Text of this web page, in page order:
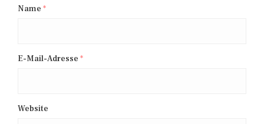
Name *
E-Mail-Adresse *
Website